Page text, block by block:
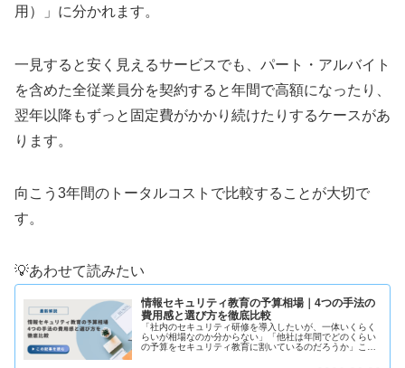
用）」に分かれます。
一見すると安く見えるサービスでも、パート・アルバイト
を含めた全従業員分を契約すると年間で高額になったり、
翌年以降もずっと固定費がかかり続けたりするケースがあ
ります。
向こう3年間のトータルコストで比較することが大切で
す。
💡あわせて読みたい
情報セキュリティ教育の予算相場｜4つの手法の
費用感と選び方を徹底比較
「社内のセキュリティ研修を導入したいが、一体いくらく
らいが相場なのか分からない」「他社は年間でどのくらい
の予算をセキュリティ教育に割いているのだろうか」この